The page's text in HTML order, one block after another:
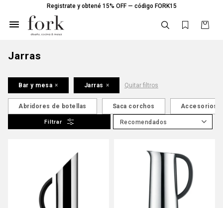
Registrate y obtené 15% OFF — código FORK15

Jarras
Bar y mesa Jarras Quitar filtros
Abridores de botellas Saca corchos Accesorios
Recomendados